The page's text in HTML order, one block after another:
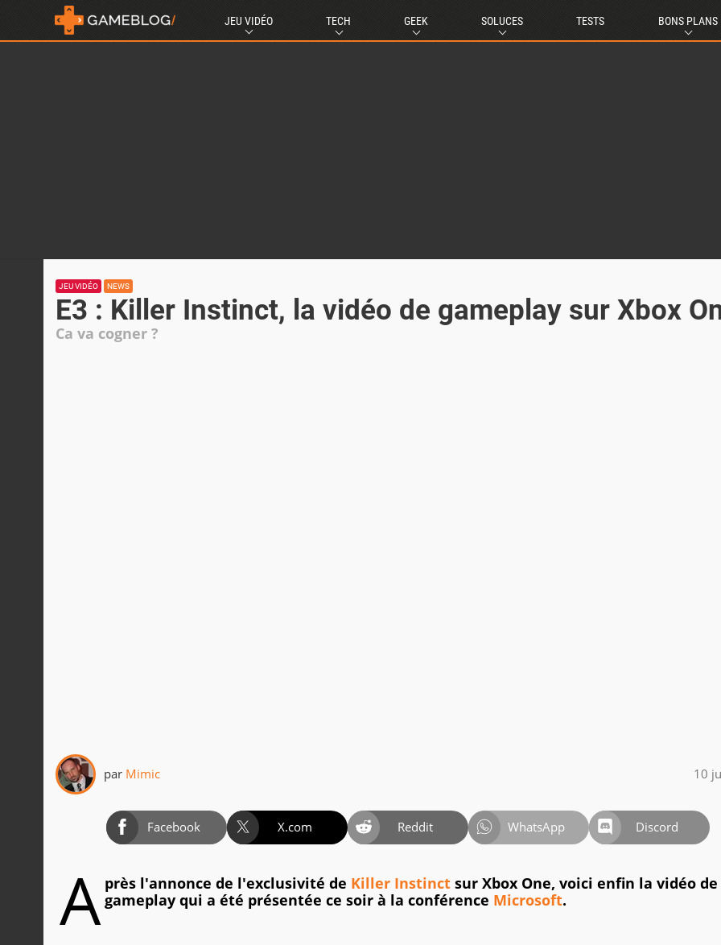
JEU VIDÉO TECH GEEK SOLUCES TESTS BONS PLANS
JEU VIDÉO NEWS
E3 : Killer Instinct, la vidéo de gameplay sur Xbox
Ca va cogner ?
par Mimic 10
Facebook X.com Reddit WhatsApp Discord
A près l'annonce de l'exclusivité de Killer Instinct sur Xbox One, voici enfin la vidéo de
gameplay qui a été présentée ce soir à la conférence Microsoft.